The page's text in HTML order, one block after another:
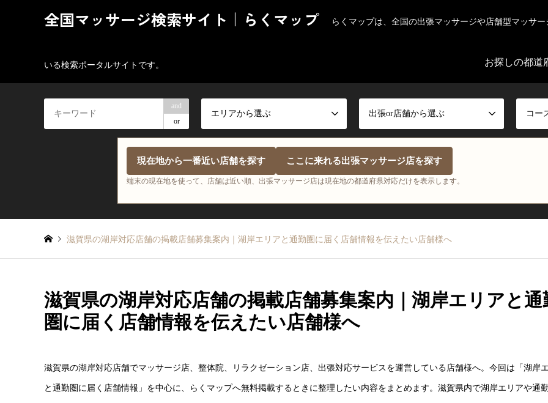
全国マッサージ検索サイト｜らくマップ らくマップは、全国の出張マッサージや店舗型マッサ
いる検索ポータルサイトです。 お探しの都道
and
or
エリアから選ぶ 出張or店舗から選ぶ コー
現在地から一番近い店舗を探す ここに来れる出張マッサージ店を探す
端末の現在地を使って、店舗は近い順、出張マッサージ店は現在地の都道府県対応だけを表示します。
滋賀県の湖岸対応店舗の掲載店舗募集案内｜湖岸エリアと通勤圏に届く店舗情報を伝えたい店舗様へ
滋賀県の湖岸対応店舗の掲載店舗募集案内｜湖岸エリアと通
圏に届く店舗情報を伝えたい店舗様へ
滋賀県の湖岸対応店舗でマッサージ店、整体院、リラクゼーション店、出張対応サービスを運営している店舗様へ。今回は「湖岸
と通勤圏に届く店舗情報」を中心に、らくマップへ無料掲載するときに整理したい内容をまとめます。滋賀県内で湖岸エリアや通